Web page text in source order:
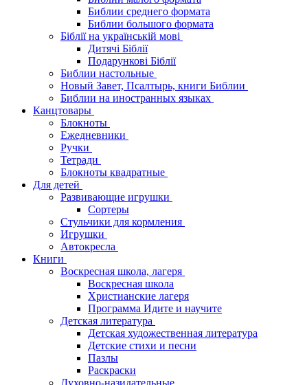
Библии среднего формата
Библии большого формата
Біблії на українській мові
Дитячі Біблії
Подарункові Біблії
Библии настольные
Новый Завет, Псалтырь, книги Библии
Библии на иностранных языках
Канцтовары
Блокноты
Ежедневники
Ручки
Тетради
Блокноты квадратные
Для детей
Развивающие игрушки
Сортеры
Стульчики для кормления
Игрушки
Автокресла
Книги
Воскресная школа, лагеря
Воскресная школа
Христианские лагеря
Программа Идите и научите
Детская литература
Детская художественная литература
Детские стихи и песни
Пазлы
Раскраски